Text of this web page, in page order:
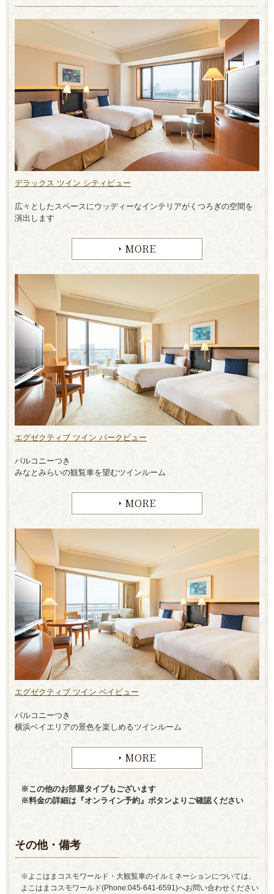
デラックス ツイン シティビュー
広々としたスペースにウッディーなインテリアがくつろぎの空間を
演出します
MORE
エグゼクティブ ツイン パークビュー
バルコニーつき
みなとみらいの観覧車を望むツインルーム
MORE
エグゼクティブ ツイン ベイビュー
バルコニーつき
横浜ベイエリアの景色を楽しめるツインルーム
MORE
※この他のお部屋タイプもございます
※料金の詳細は『オンライン予約』ボタンよりご確認ください
その他・備考
※よこはまコスモワールド・大観覧車のイルミネーションについては、
よこはまコスモワールド(Phone:045-641-6591)へお問い合わせください